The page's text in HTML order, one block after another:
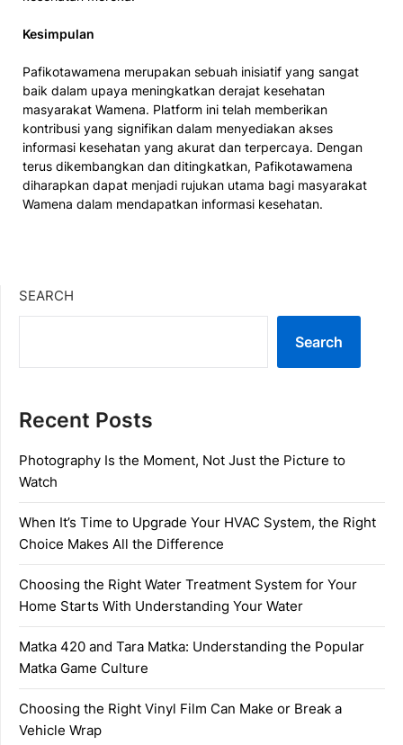
Kesimpulan
Pafikotawamena merupakan sebuah inisiatif yang sangat
baik dalam upaya meningkatkan derajat kesehatan
masyarakat Wamena. Platform ini telah memberikan
kontribusi yang signifikan dalam menyediakan akses
informasi kesehatan yang akurat dan terpercaya. Dengan
terus dikembangkan dan ditingkatkan, Pafikotawamena
diharapkan dapat menjadi rujukan utama bagi masyarakat
Wamena dalam mendapatkan informasi kesehatan.
SEARCH
Search
Recent Posts
Photography Is the Moment, Not Just the Picture to
Watch
When It’s Time to Upgrade Your HVAC System, the Right
Choice Makes All the Difference
Choosing the Right Water Treatment System for Your
Home Starts With Understanding Your Water
Matka 420 and Tara Matka: Understanding the Popular
Matka Game Culture
Choosing the Right Vinyl Film Can Make or Break a
Vehicle Wrap